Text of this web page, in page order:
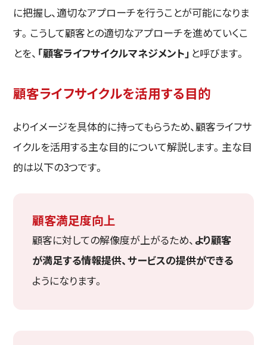
に把握し、適切なアプローチを行うことが可能になりま
す。こうして顧客との適切なアプローチを進めていくこ
とを、 「顧客ライフサイクルマネジメント」 と呼びます。
顧客ライフサイクルを活用する目的
よりイメージを具体的に持ってもらうため、顧客ライフサ
イクルを活用する主な目的について解説します。主な目
的は以下の3つです。
顧客満足度向上
顧客に対しての解像度が上がるため、 より顧客
が満足する情報提供、サービスの提供ができる
ようになります。